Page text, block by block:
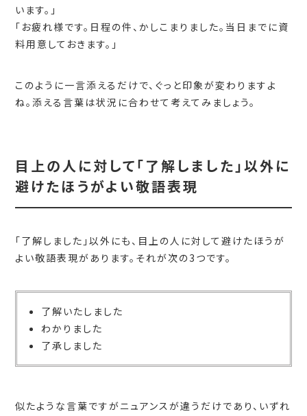
います。」
「お疲れ様です。日程の件、かしこまりました。当日までに資
料用意しておきます。」
このように一言添えるだけで、ぐっと印象が変わりますよ
ね。添える言葉は状況に合わせて考えてみましょう。
目上の人に対して「了解しました」以外に
避けたほうがよい敬語表現
「了解しました」以外にも、目上の人に対して避けたほうが
よい敬語表現があります。それが次の3つです。
了解いたしました
わかりました
了承しました
似たような言葉ですがニュアンスが違うだけであり、いずれ